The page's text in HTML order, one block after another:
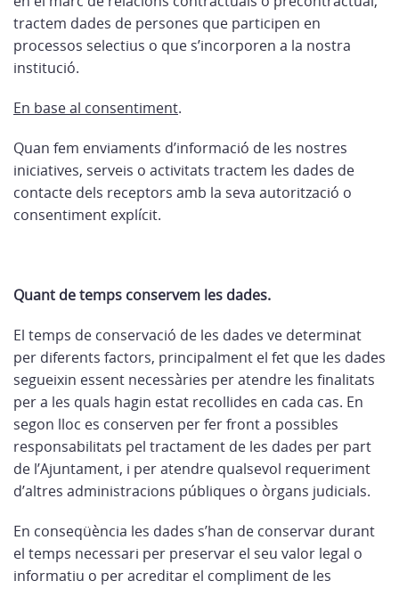
tractem dades de persones que participen en
processos selectius o que s’incorporen a la nostra
institució.
En base al consentiment.
Quan fem enviaments d’informació de les nostres
iniciatives, serveis o activitats tractem les dades de
contacte dels receptors amb la seva autorització o
consentiment explícit.
Quant de temps conservem les dades.
El temps de conservació de les dades ve determinat
per diferents factors, principalment el fet que les dades
segueixin essent necessàries per atendre les finalitats
per a les quals hagin estat recollides en cada cas. En
segon lloc es conserven per fer front a possibles
responsabilitats pel tractament de les dades per part
de l’Ajuntament, i per atendre qualsevol requeriment
d’altres administracions públiques o òrgans judicials.
En conseqüència les dades s’han de conservar durant
el temps necessari per preservar el seu valor legal o
informatiu o per acreditar el compliment de les